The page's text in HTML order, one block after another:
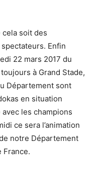
cela soit des
Enfin
22 mars 2017 du
toujours à Grand Stade,
Département sont
en situation
avec les champions
ce sera l’animation
notre Département
France.